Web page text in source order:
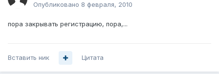
Опубликовано 8 февраля, 2010
пора закрывать регистрацию, пора,...
Вставить ник Цитата